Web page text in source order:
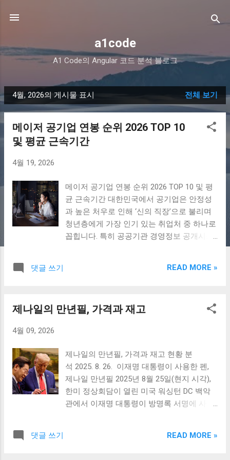
a1code
A1 Code의 Angular 코드 분석 블로그
글
4월, 2026의 게시물 표시 전체 보기
메이저 공기업 연봉 순위 2026 TOP 10
및 평균 근속기간
4월 19, 2026
메이저 공기업 연봉 순위 2026 TOP 10 및 평
균 근속기간 대한민국에서 공기업은 안정성
과 높은 처우로 인해 ‘신의 직장’으로 불리며
청년층에게 가장 인기 있는 취업처 중 하나로
꼽힙니다. 특히 공공기관 경영정보 공개시스
으로 꾸준히 상위권을 차지하고 있습니다. 단
가 되며, 사기업과의 비교에서도 특별한 경쟁
공기업 취업을 준비할 때 알아야 할 점들을
종합적으로 정리하겠습니다. 2026 메이저 공
기업 연봉 순위 TOP 10 한국수력원자력 (한
수원) 평균 연봉: 약 1억 1,700만 원 평균 근속
연수: 15.2년 국내 전력 생산의 30% 이상을 담
력으로 합니다. 대규모 프로젝트 참여 기회와
댓글 쓰기 READ MORE »
제나일의 만년필, 가격과 재고
4월 09, 2026
제나일의 만년필, 가격과 재고 현황 분
석 2025. 8. 26. 이재명 대통령이 사용한 펜,
제나일 만년필 2025년 8월 25일(현지 시각),
한미 정상회담이 열린 미국 워싱턴 DC 백악
관에서 이재명 대통령이 방명록 서명에 사용
만년필 전문 공방 제나일(Zenyle) 에서 제작
댓글 쓰기 READ MORE »